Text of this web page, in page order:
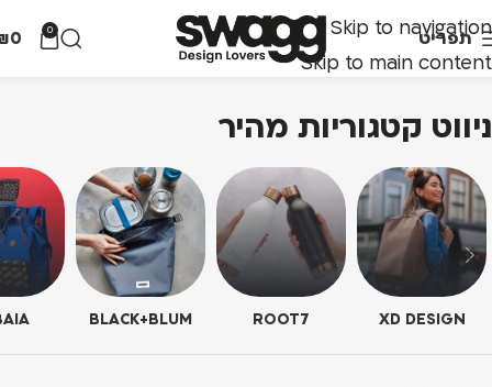
Skip to navigation
Skip to main content
תפריט 0
0
ניווט קטגוריות מהיר
XD DESIGN
ROOT7
BLACK+BLUM